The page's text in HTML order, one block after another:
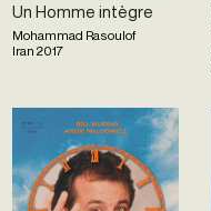
Un Homme intègre
Mohammad Rasoulof
Iran 2017